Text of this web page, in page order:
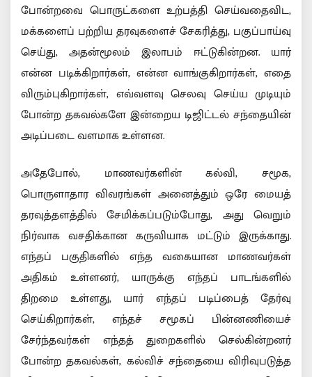
போன்றவை பொருட்களை உற்பத்தி செய்வதைவிட,
மக்களைப் பற்றிய தரவுகளைச் சேகரித்து, பகுப்பாய்வு
செய்து, அதன்மூலம் இலாபம் ஈட்டுகின்றன. யார்
என்ன படிக்கிறார்கள், என்ன வாங்குகிறார்கள், எதை
விரும்புகிறார்கள், எவ்வளவு செலவு செய்ய முடியும்
போன்ற தகவல்களே இன்றைய டிஜிட்டல் சந்தையின்
அடிப்படை வளமாக உள்ளன.
அதேபோல், மாணவர்களின் கல்வி, சமூக,
பொருளாதார விவரங்கள் அனைத்தும் ஒரே மையத்
தரவுத்தளத்தில் சேமிக்கப்படும்போது, அது வெறும்
நிர்வாக வசதிக்கான கருவியாக மட்டும் இருக்காது.
எந்தப் பகுதிகளில் எந்த வகையான மாணவர்கள்
அதிகம் உள்ளனர், யாருக்கு எந்தப் பாடங்களில்
திறமை உள்ளது, யார் எந்தப் படிப்பைத் தேர்வு
செய்கிறார்கள், எந்தச் சமூகப் பின்னணியைச்
சேர்ந்தவர்கள் எந்தத் துறைகளில் செல்கின்றனர்
போன்ற தகவல்கள், கல்விச் சந்தையை விரிவுபடுத்த